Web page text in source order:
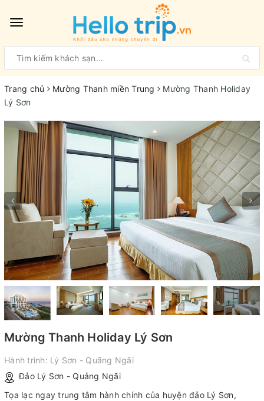
Toggle
Trang chủ Mường Thanh miền Trung
Mường Thanh Holiday
Lý Sơn
Mường Thanh Holiday Lý Sơn
Hành trình: Lý Sơn - Quãng Ngãi
Đảo Lý Sơn - Quảng Ngãi
Tọa lạc ngay trung tâm hành chính của huyện đảo Lý Sơn,